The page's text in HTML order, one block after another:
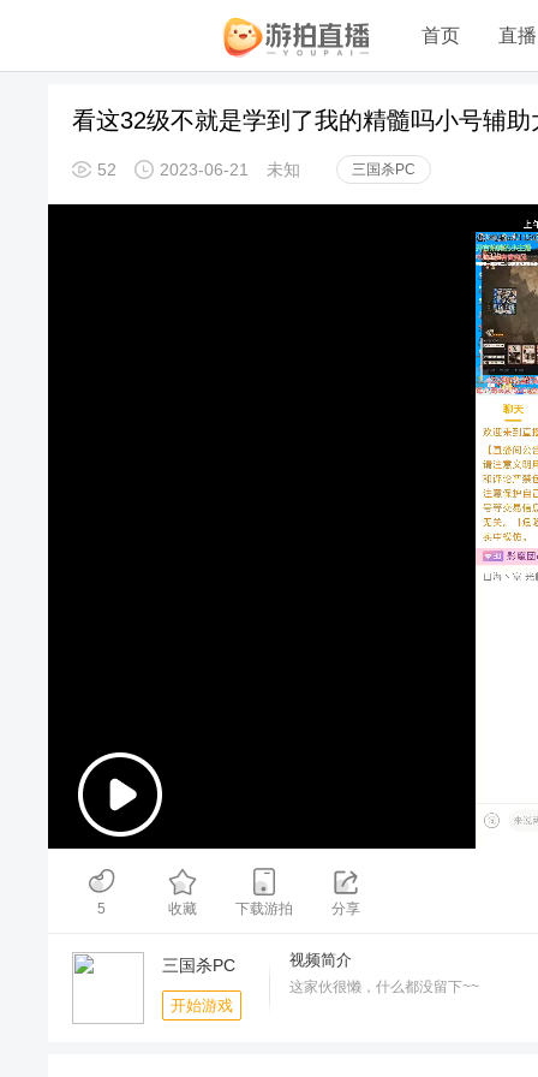
首页 直播
看这32级不就是学到了我的精髓吗小号辅助
52 2023-06-21 未知 三国杀PC
00:00/05:00
5 收藏 下载游拍 分享
三国杀PC
开始游戏
视频简介
这家伙很懒，什么都没留下~~